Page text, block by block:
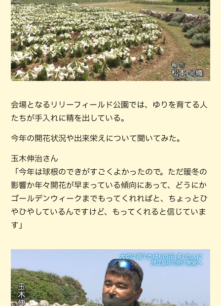
会場となるリリーフィールド公園では、ゆりを育てる人
たちが手入れに精を出している。
今年の開花状況や出来栄えについて聞いてみた。
玉木伸治さん
「今年は球根のできがすごくよかったので。ただ暖冬の
影響か年々開花が早まっている傾向にあって、どうにか
ゴールデンウィークまでもってくれればと、ちょっとひ
やひやしているんですけど、もってくれると信じていま
す」